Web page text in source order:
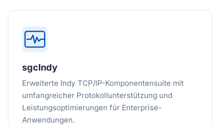
sgcIndy
Erweiterte Indy TCP/IP-Komponentensuite mit
umfangreicher Protokollunterstützung und
Leistungsoptimierungen für Enterprise-
Anwendungen.